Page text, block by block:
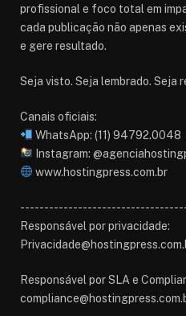
profissional e foco total em
cada publicação não apenas
e gere resultado.
Seja visto. Seja lembrado. Seja
Canais oficiais:
WhatsApp: (11) 94792.0048
Instagram:
www.hostingpress.com.br⁠
Responsável por privacidade:
Responsável por SLA e